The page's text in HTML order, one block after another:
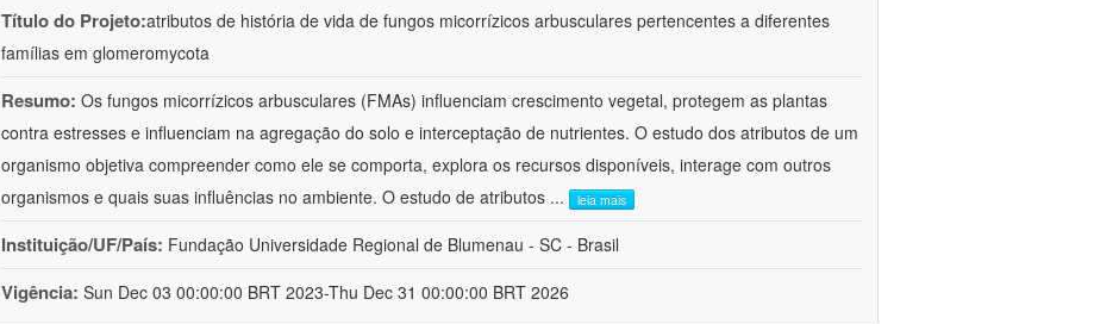
Título do Projeto:atributos de história de vida de fungos micorrízicos arbusculares pertencentes a diferentes
famílias em glomeromycota
Resumo: Os fungos micorrízicos arbusculares (FMAs) influenciam crescimento vegetal, protegem as plantas
contra estresses e influenciam na agregação do solo e interceptação de nutrientes. O estudo dos atributos de um
organismo objetiva compreender como ele se comporta, explora os recursos disponíveis, interage com outros
organismos e quais suas influências no ambiente. O estudo de atributos ... leia mais
Instituição/UF/País: Fundação Universidade Regional de Blumenau - SC - Brasil
Vigência: Sun Dec 03 00:00:00 BRT 2023-Thu Dec 31 00:00:00 BRT 2026